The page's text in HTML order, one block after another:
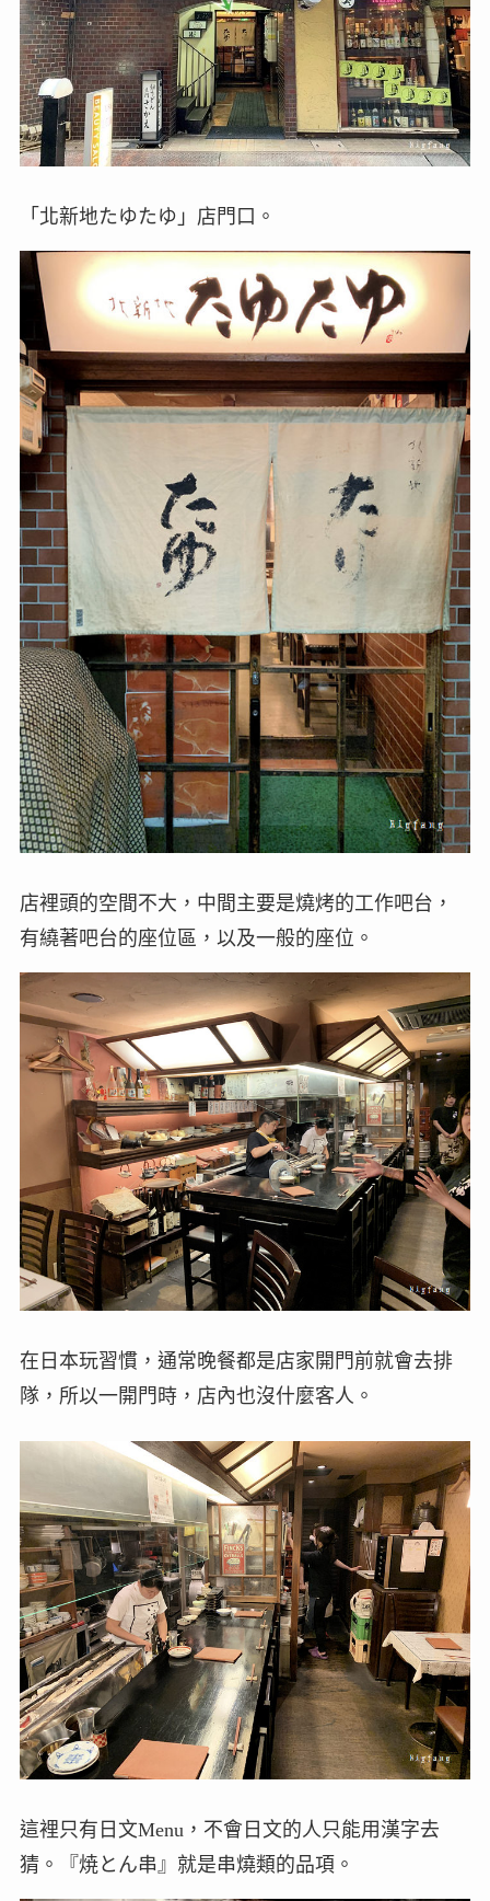
「北新地たゆたゆ」店門口。
店裡頭的空間不大，中間主要是燒烤的工作吧台，
有繞著吧台的座位區，以及一般的座位。
在日本玩習慣，通常晚餐都是店家開門前就會去排
隊，所以一開門時，店內也沒什麼客人。
這裡只有日文Menu，不會日文的人只能用漢字去
猜。『焼とん串』就是串燒類的品項。